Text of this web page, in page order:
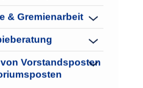
& Gremienarbeit
Vorstandsposten